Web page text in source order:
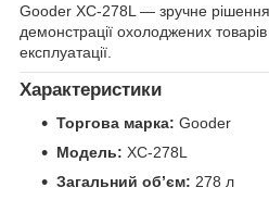
Gooder XC-278L — зручне
демонстрації охолоджених
експлуатації.
Характеристики
Торгова марка: Gooder
Модель: XC-278L
Загальний об’єм: 278 л